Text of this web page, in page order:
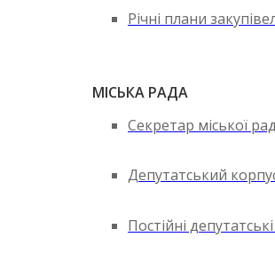
Річні плани
МІСЬКА РАДА
Секретар міської
Депутатський
Постійні депутатські